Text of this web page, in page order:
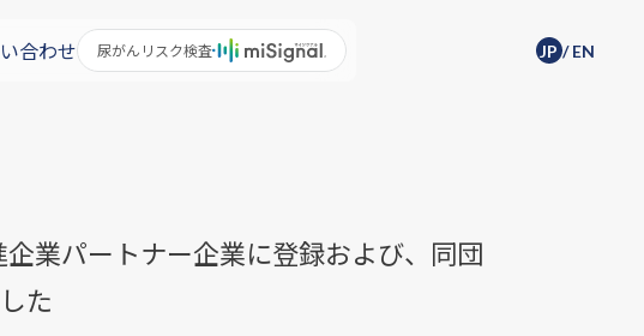
合わせ 尿がんリスク検査 JP / EN
業パートナー企業に登録および、同団
た